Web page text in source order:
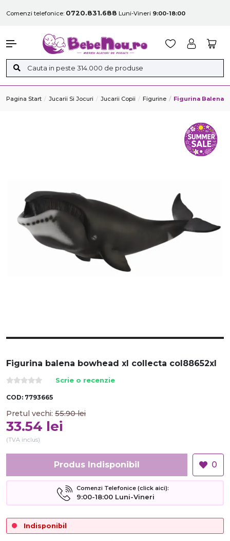
Comenzi telefonice: 0720.831.688 Luni-Vineri 9:00-18:00
Pagina Start Jucarii Si Jocuri Jucarii Copii Figurine Figurina Balena
Figurina balena bowhead xl collecta col88652xl
Scrie o recenzie
COD: 7793665
Pretul vechi: 55.90 lei
33.54 lei
(TVA inclus)
Produs Indisponibil 0
Comenzi Telefonice (click aici):
9:00-18:00 Luni-Vineri
Indisponibil